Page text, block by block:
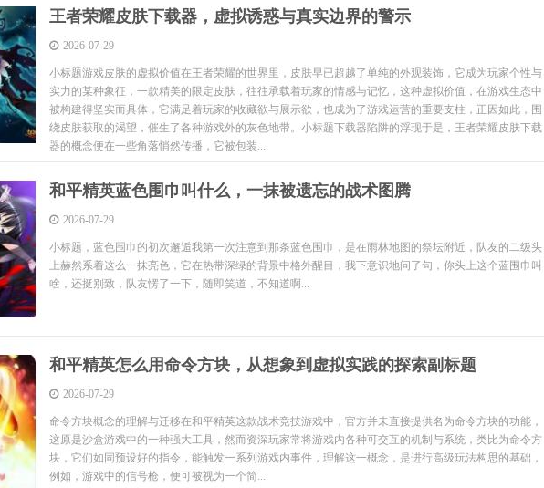
王者荣耀皮肤下载器，虚拟诱惑与真实边界的警示
2026-07-29
小标题游戏皮肤的虚拟价值在王者荣耀的世界里，皮肤早已超越了单纯的外观装饰，它成为玩家个性与
实力的某种象征，一款精美的限定皮肤，往往承载着玩家的情感与记忆，这种虚拟价值，在游戏生态中
被构建得坚实而具体，它满足着玩家的收藏欲与展示欲，也成为了游戏运营的重要支柱，正因如此，围
绕皮肤获取的渴望，催生了各种游戏外的灰色地带。小标题下载器陷阱的浮现于是，王者荣耀皮肤下载
器的概念便在一些角落悄然传播，它被包装...
和平精英蓝色围巾叫什么，一抹被遗忘的战术图腾
2026-07-29
小标题，蓝色围巾的初次邂逅我第一次注意到那条蓝色围巾，是在雨林地图的祭坛附近，队友的二级头
上赫然系着这么一抹亮色，它在热带深绿的背景中格外醒目，我下意识地问了句，你头上这个蓝围巾叫
啥，还挺别致，队友愣了一下，随即笑道，不知道啊...
和平精英怎么用命令方块，从想象到虚拟实践的探索副标题
2026-07-29
命令方块概念的理解与迁移在和平精英这款战术竞技游戏中，官方并未直接提供名为命令方块的功能，
这原是沙盒游戏中的一种强大工具，然而资深玩家常将游戏内各种可交互的机制与系统，类比为命令方
块，它们如同预设好的指令，能触发一系列游戏内事件，理解这一概念，是进行高级玩法构思的基础，
例如，游戏中的信号枪，便可被视为一个简...